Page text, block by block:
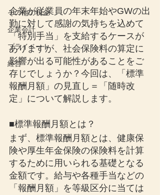
その他の税金
企業会計
プライベート
経営
企業が従業員の年末年始やGWの出
勤に対して感謝の気持ちを込めて
「特別手当」を支給するケースが
ありますが、社会保険料の算定に
影響が出る可能性があることをご
存じでしょうか？今回は、「標準
報酬月額」の見直し＝「随時改
定」について解説します。
■標準報酬月額とは？
まず、標準報酬月額とは、健康保
険や厚生年金保険の保険料を計算
するために用いられる基礎となる
金額です。給与や各種手当などの
「報酬月額」を等級区分に当ては